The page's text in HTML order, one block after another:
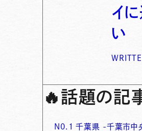
イ
い
🔥 話題の記
N0. 1 千葉県 -千葉市中